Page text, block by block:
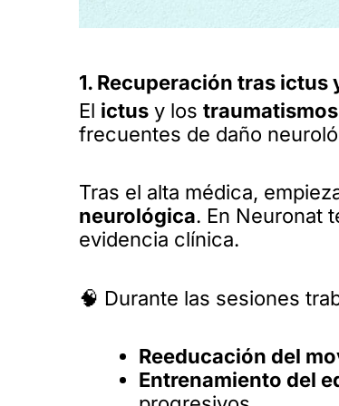
1. Recuperación tras ictus
El ictus y los
frecuentes de daño
Tras el alta médica,
neurológica. En Neuronat
evidencia clínica.
🧠 Durante las sesiones
Reeducación del
Entrenamiento del